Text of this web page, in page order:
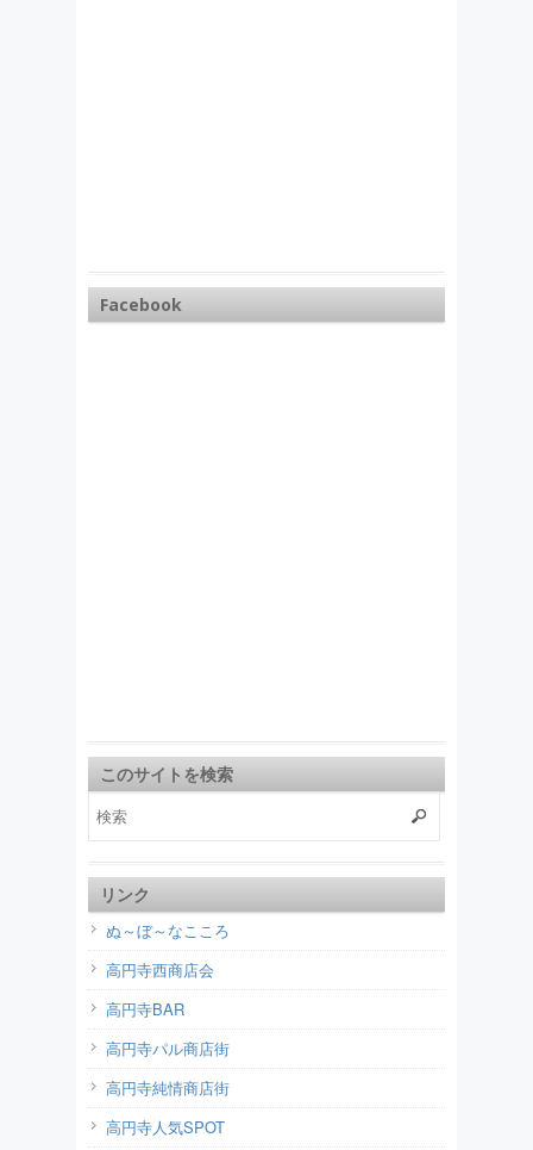
Facebook
このサイトを検索
リンク
ぬ～ぼ～なこころ
高円寺西商店会
高円寺BAR
高円寺パル商店街
高円寺純情商店街
高円寺人気SPOT